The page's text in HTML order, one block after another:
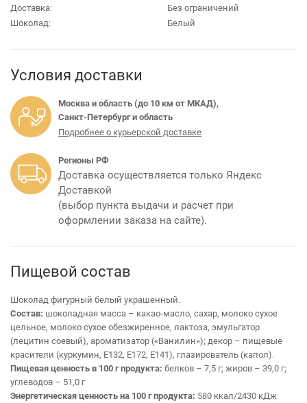
Доставка:
Без ограничений
Шоколад:
Белый
Условия доставки
Москва и область (до 10 км от МКАД),
Санкт-Петербург и область
Подробнее о курьерской доставке
Регионы РФ
Доставка осуществляется только Яндекс
Доставкой
(выбор пункта выдачи и расчет при
оформлении заказа на сайте).
Пищевой состав
Шоколад фигурный белый украшенный.
Состав: шоколадная масса – какао-масло, сахар, молоко сухое
цельное, молоко сухое обезжиренное, лактоза, эмульгатор
(лецитин соевый), ароматизатор («Ванилин»); декор – пищевые
красители (куркумин, Е132, Е172, Е141), глазирователь (капол).
Пищевая ценность в 100 г продукта: белков – 7,5 г; жиров – 39,0 г;
углеводов – 51,0 г
Энергетическая ценность на 100 г продукта: 580 ккал/2430 кДж